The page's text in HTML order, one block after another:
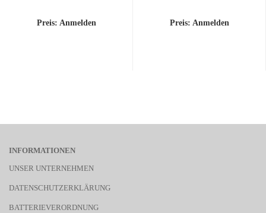
Preis: Anmelden Preis: Anmelden
INFORMATIONEN
UNSER UNTERNEHMEN
DATENSCHUTZERKLÄRUNG
BATTERIEVERORDNUNG